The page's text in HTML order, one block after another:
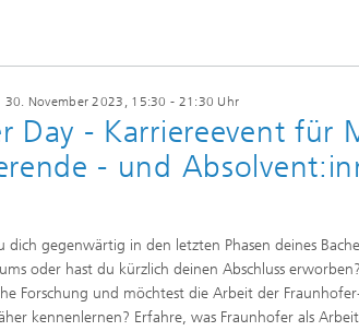
30. November 2023 , 15:30 - 21:30 Uhr
Day - Karriereevent für
- und
dich gegenwärtig in den letzten Phasen deines
oder hast du kürzlich deinen Abschluss
Forschung und möchtest die Arbeit der
kennenlernen? Erfahre, was Fraunhofer als